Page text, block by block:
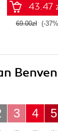
43.47
69.00zł (-
5
4
3